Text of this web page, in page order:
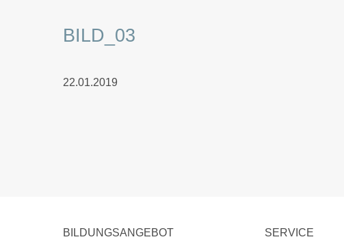
BILD_03
22.01.2019
BILDUNGSANGEBOT SERVICE